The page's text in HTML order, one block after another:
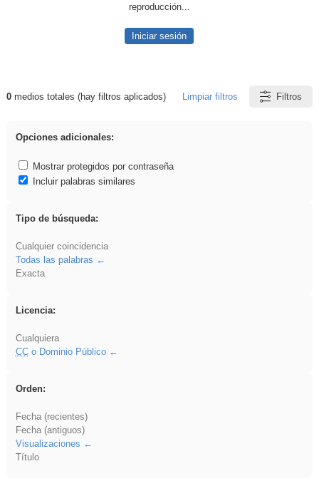
reproducción...
Iniciar sesión
Resultados de: falsa
0medios totales (hay filtros aplicados) Limpiar filtros Filtros
Opciones adicionales:
Mostrar protegidos por contraseña
Incluir palabras similares
Tipo de búsqueda:
Cualquier coincidencia
Todas las palabras
Exacta
Licencia:
Cualquiera
CCo Dominio Público
Orden:
Fecha (recientes)
Fecha (antiguos)
Visualizaciones
Título